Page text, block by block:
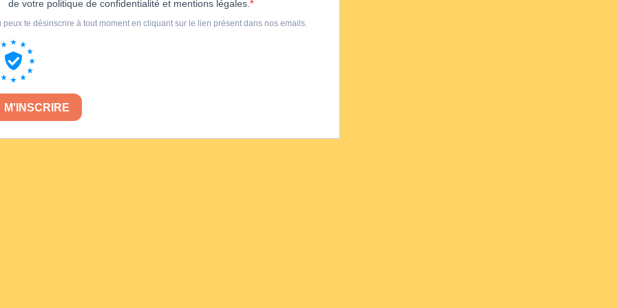
de votre politique de confidentialité et mentions légales.
peux te désinscrire à tout moment en cliquant sur le lien présent dans nos emails.
M'INSCRIRE